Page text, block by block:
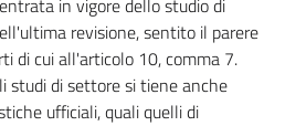
revisione, sentito il parere
di cui all'articolo 10, comma 7.
studi di settore si tiene anche
ufficiali, quali quelli di